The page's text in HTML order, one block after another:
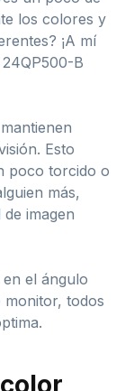
los colores y
¡A mí
B
Esto
poco torcido o
más,
imagen
el ángulo
todos